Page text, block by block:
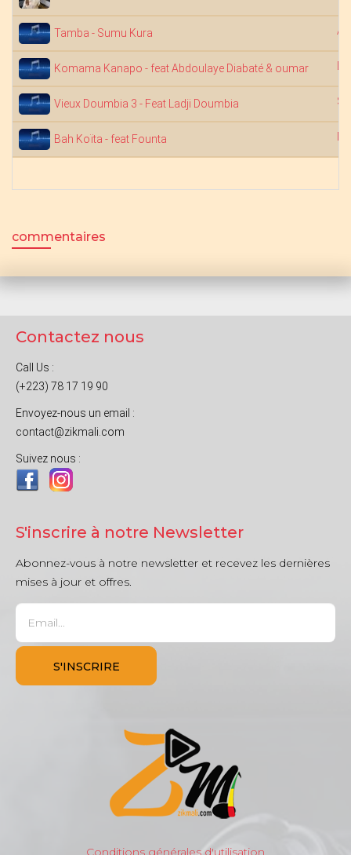
Tamba - Sumu Kura
Komama Kanapo - feat Abdoulaye Diabaté & oumar
Vieux Doumbia 3 - Feat Ladji Doumbia
Bah Koïta - feat Founta
commentaires
Contactez nous
Call Us :
(+223) 78 17 19 90
Envoyez-nous un email :
contact@zikmali.com
Suivez nous :
S'inscrire à notre Newsletter
Abonnez-vous à notre newsletter et recevez les dernières
mises à jour et offres.
Conditions générales d'utilisation